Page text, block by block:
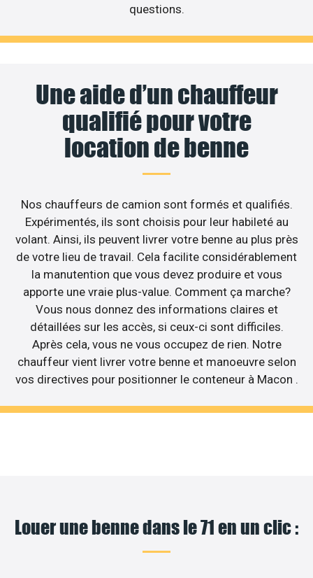
questions.
Une aide d’un chauffeur
qualifié pour votre
location de benne
Nos chauffeurs de camion sont formés et qualifiés.
Expérimentés, ils sont choisis pour leur habileté au
volant. Ainsi, ils peuvent livrer votre benne au plus près
de votre lieu de travail. Cela facilite considérablement
la manutention que vous devez produire et vous
apporte une vraie plus-value. Comment ça marche?
Vous nous donnez des informations claires et
détaillées sur les accès, si ceux-ci sont difficiles.
Après cela, vous ne vous occupez de rien. Notre
chauffeur vient livrer votre benne et manoeuvre selon
vos directives pour positionner le conteneur à Macon .
Louer une benne dans le 71 en un clic :